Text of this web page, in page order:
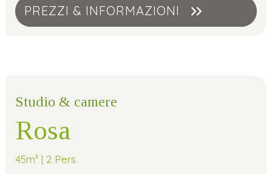
PREZZI & INFORMAZIONI
Studio & camere
Rosa
45m² | 2 Pers.